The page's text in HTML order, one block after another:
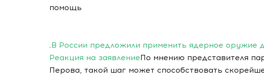
помощь
.В России предложили применить ядерное
Реакция на заявлениеПо мнению представителя
Перова, такой шаг может способствовать